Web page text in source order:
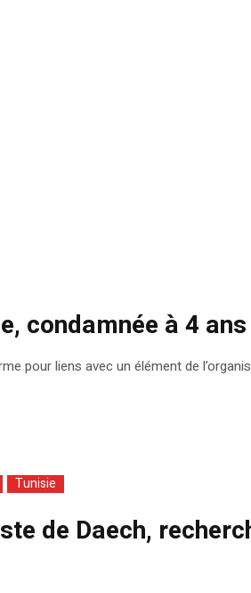
condamnée à 4
pour liens avec un élément de
Tunisie
de Daech,